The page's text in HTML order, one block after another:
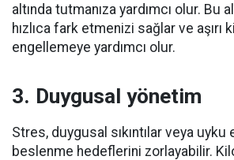
altında tutmanıza yardımcı olur. Bu
hızlıca fark etmenizi sağlar ve aşırı
engellemeye yardımcı olur.
3. Duygusal yönetim
Stres, duygusal sıkıntılar veya uyku
beslenme hedeflerini zorlayabilir. Kilo